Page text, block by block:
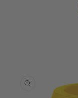
LES